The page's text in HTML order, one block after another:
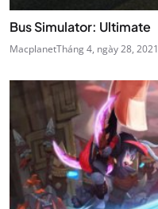
Bus Simulator: Ultimate
MacplanetTháng 4, ngày 28, 2021